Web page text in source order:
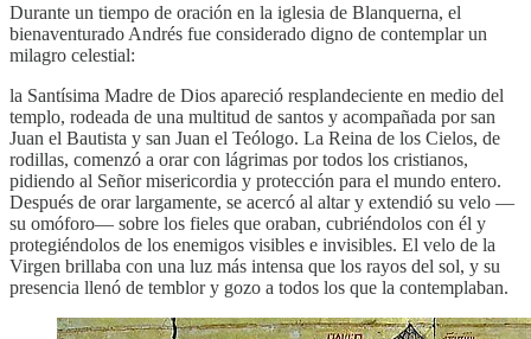
Durante un tiempo de oración en la iglesia de Blanquerna, el
bienaventurado Andrés fue considerado digno de contemplar un
milagro celestial:
la Santísima Madre de Dios apareció resplandeciente en medio del
templo, rodeada de una multitud de santos y acompañada por san
Juan el Bautista y san Juan el Teólogo. La Reina de los Cielos, de
rodillas, comenzó a orar con lágrimas por todos los cristianos,
pidiendo al Señor misericordia y protección para el mundo entero.
Después de orar largamente, se acercó al altar y extendió su velo —
su omóforo— sobre los fieles que oraban, cubriéndolos con él y
protegiéndolos de los enemigos visibles e invisibles. El velo de la
Virgen brillaba con una luz más intensa que los rayos del sol, y su
presencia llenó de temblor y gozo a todos los que la contemplaban.